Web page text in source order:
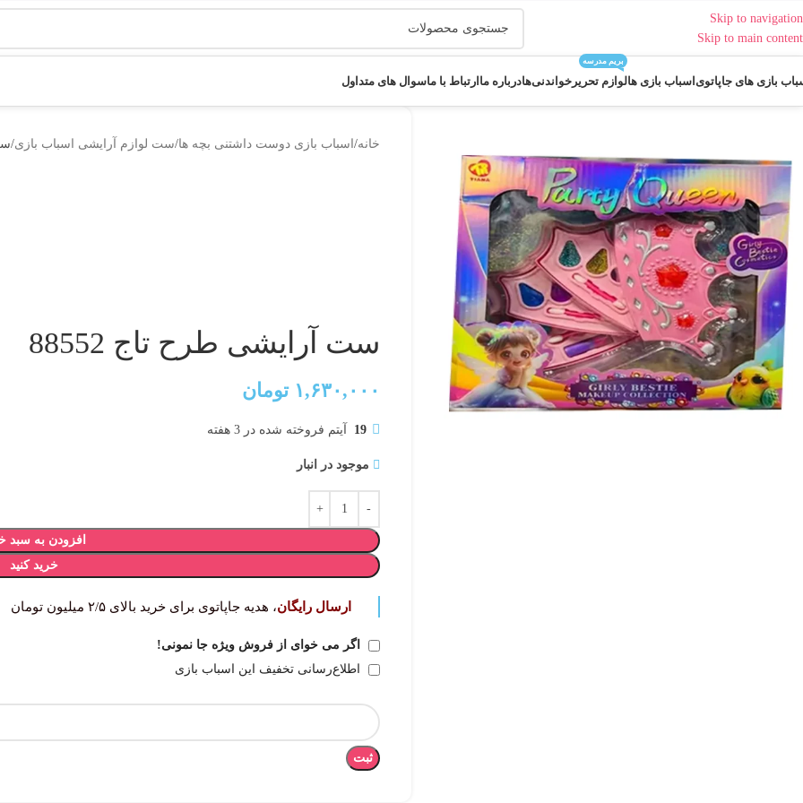
Skip to navigation
Skip to main content
بازی های جاپاتویاسباب بازی هالوازم تحریر
بریم مدرسه
خواندنی‌هادرباره ماارتباط با ماسوال های متداول
خانه اسباب بازی دوست داشتنی بچه ها ست لوازم آرایشی اسباب بازی
ست آرایشی طرح تاج 88552
۱,۶۳۰,۰۰۰ تومان
19 آیتم فروخته شده در 3 هفته
موجود در انبار
افزودن به سبد
خرید کنید
ارسال رایگان، هدیه جاپاتوی برای خرید بالای ۲/۵ میلیون تومان
اگر می خوای از فروش ویژه جا نمونی!
اطلاع‌رسانی تخفیف این اسباب بازی
ثبت